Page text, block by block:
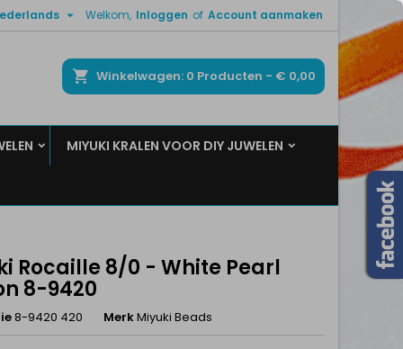
Welkom, Inloggen of Account aanmaken

Winkelwagen 0 Producten - € 0,00
MIYUKI KRALEN VOOR DIY JUWELEN
Rocaille 8/0 - White Pearl
8-9420
8-9420 420 MerkMiyuki Beads